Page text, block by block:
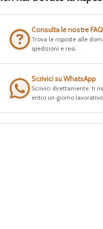
Consulta le nostre FAQ
Trova le risposte alle
spedizioni e resi.
Scrivici su WhatsApp
Scrivici direttamente: ti
entro un giorno